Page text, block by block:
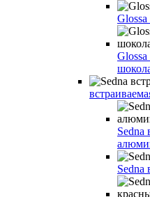
Glossa
Glossa
Sedna
Sedna